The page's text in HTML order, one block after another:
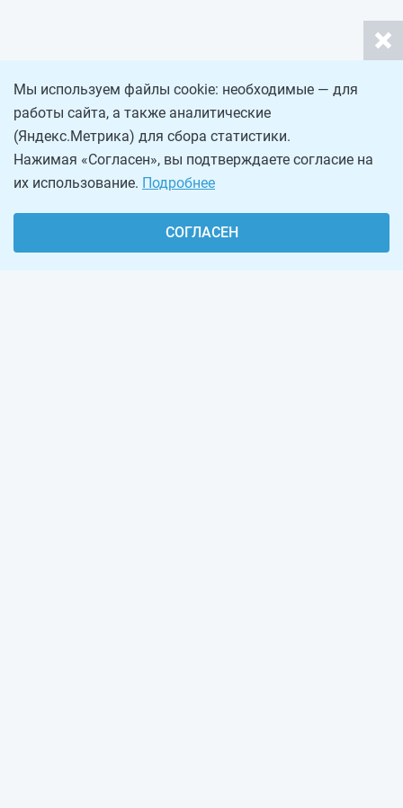
Мы используем файлы cookie: необходимые — для
работы сайта, а также аналитические
(Яндекс.Метрика) для сбора статистики.
Нажимая «Согласен», вы подтверждаете согласие на
их использование. Подробнее
СОГЛАСЕН